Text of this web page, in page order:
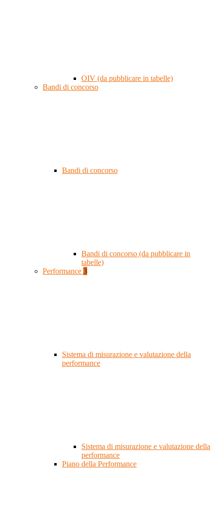
OIV (da pubblicare in tabelle)
Bandi di concorso
Bandi di concorso
Bandi di concorso (da pubblicare in
tabelle)
Performance 3
Sistema di misurazione e valutazione della
performance
Sistema di misurazione e valutazione della
performance
Piano della Performance